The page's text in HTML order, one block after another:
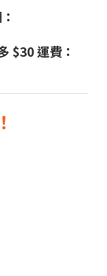
$30 運費：